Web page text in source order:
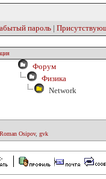
пароль |
Форум
Физика
Network
Roman Osipov, gvk